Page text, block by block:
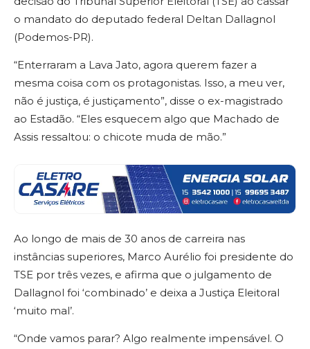
o mandato do deputado federal Deltan Dallagnol
(Podemos-PR).
“Enterraram a Lava Jato, agora querem fazer a
mesma coisa com os protagonistas. Isso, a meu ver,
não é justiça, é justiçamento”, disse o ex-magistrado
ao Estadão. “Eles esquecem algo que Machado de
Assis ressaltou: o chicote muda de mão.”
Ao longo de mais de 30 anos de carreira nas
instâncias superiores, Marco Aurélio foi presidente do
TSE por três vezes, e afirma que o julgamento de
Dallagnol foi ‘combinado’ e deixa a Justiça Eleitoral
‘muito mal’.
“Onde vamos parar? Algo realmente impensável. O